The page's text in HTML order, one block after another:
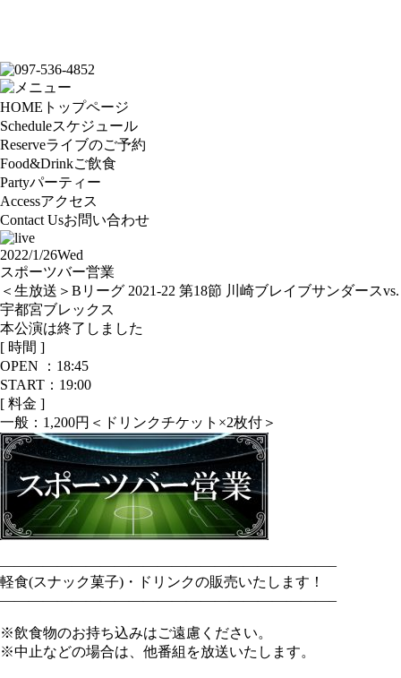
HOME トップページ
Scheduleスケジュール
Reserveライブのご予約
Food&Drinkご飲食
Partyパーティー
Accessアクセス
Contact Usお問い合わせ
2022/1/26Wed
スポーツバー営業
＜生放送＞Bリーグ 2021-22 第18節 川崎ブレイブサンダースvs.
宇都宮ブレックス
本公演は終了しました
[ 時間 ]
OPEN ： 18:45
START：19:00
[ 料金 ]
一般： 1,200円＜ドリンクチケット×2枚付＞
———————————————————————–
軽食(スナック菓子)・ドリンクの販売いたします！
———————————————————————–
※飲食物のお持ち込みはご遠慮ください。
※中止などの場合は、他番組を放送いたします。